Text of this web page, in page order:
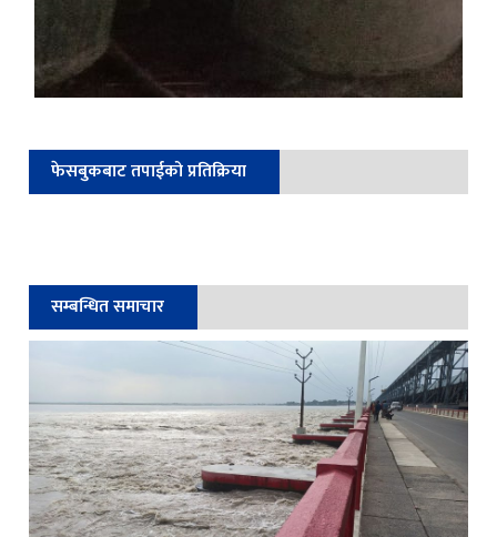
फेसबुकबाट तपाईको प्रतिक्रिया
सम्बन्धित समाचार